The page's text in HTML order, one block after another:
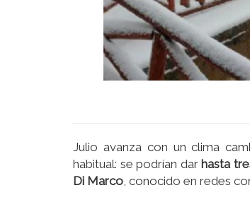
Julio avanza con un clima
habitual: se podrían dar hasta
Di Marco, conocido en redes